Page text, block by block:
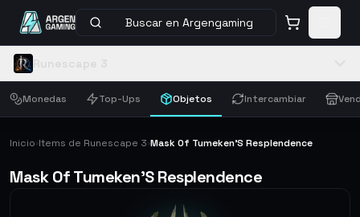
Buscar en Argengaming
Monedas Top-Ups Objetos Intercambiar
Inicio›Items de Runescape 3›Mask Of Tumeken'S Resplendence
Mask Of Tumeken'S Resplendence